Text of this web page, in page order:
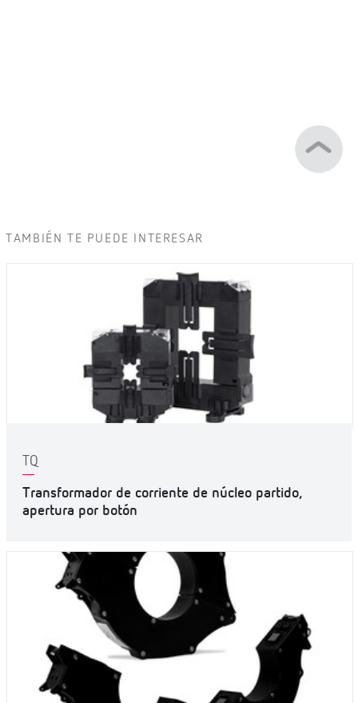
TAMBIÉN TE PUEDE INTERESAR
TQ
Transformador de corriente de núcleo partido,
apertura por botón